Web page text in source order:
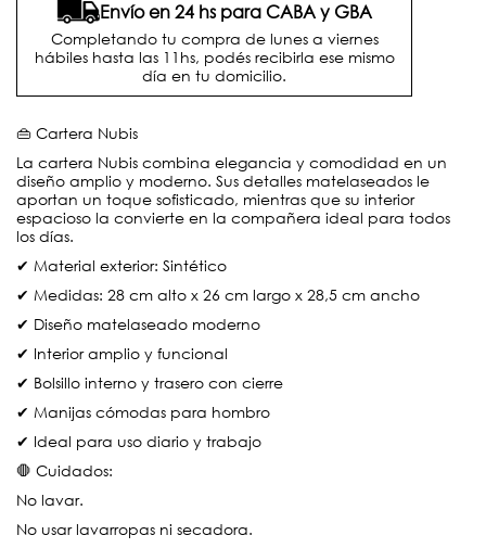
Envío en 24 hs para CABA y GBA
Completando tu compra de lunes a viernes
hábiles hasta las 11hs, podés recibirla ese mismo
día en tu domicilio.
👜 Cartera Nubis
La cartera Nubis combina elegancia y comodidad en un
diseño amplio y moderno. Sus detalles matelaseados le
aportan un toque sofisticado, mientras que su interior
espacioso la convierte en la compañera ideal para todos
los días.
✔ Material exterior: Sintético
✔ Medidas: 28 cm alto x 26 cm largo x 28,5 cm ancho
✔ Diseño matelaseado moderno
✔ Interior amplio y funcional
✔ Bolsillo interno y trasero con cierre
✔ Manijas cómodas para hombro
✔ Ideal para uso diario y trabajo
🛑 Cuidados:
No lavar.
No usar lavarropas ni secadora.